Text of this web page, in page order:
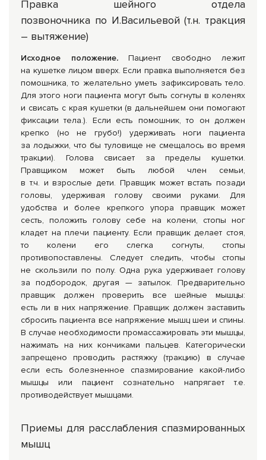
Правка шейного отдела
позвоночника по И.Васильевой (т.н. тракция
– вытяжение)
Исходное положение.Пациент свободно лежит
на кушетке лицом вверх. Если правка выполняется без
помошника, то желательно уметь зафиксировать тело.
Для этого ноги пациента могут быть согнуты в коленях
и свисать с края кушетки (в дальнейшем они помогают
фиксации тела.). Если есть помошник, то он должен
крепко (но не грубо!) удерживать ноги пациента
за лодыжки, что бы туловище не смещалось во время
тракции). Голова свисает за пределы кушетки.
Правщиком может быть любой член семьи,
в т.ч. и взрослые дети. Правщик может встать позади
головы, удерживая голову своими руками. Для
удобства и более крепкого упора правщик может
сесть, положить голову себе на колени, стопы ног
кладет на плечи пациенту. Если правщик делает стоя,
то колени его слегка согнуты, стопы
противопоставлены. Следует следить, чтобы стопы
не скользили по полу. Одна рука удерживает голову
за подбородок, другая — затылок. Предварительно
правщик должен проверить все шейные мышцы:
есть ли в них напряжение. Правщик должен заставить
сбросить пациента все напряжение мышц шеи и спины.
В случае необходимости промассажировать эти мышцы,
нажимать на них кончиками пальцев. Категорически
запрещено проводить растяжку (тракцию) в случае
если есть болезненное спазмирование какой-либо
мышцы или пациент сознательно напрягает т.е.
противодействует мышцами.
Приемы для расслабления спазмированных
мышц